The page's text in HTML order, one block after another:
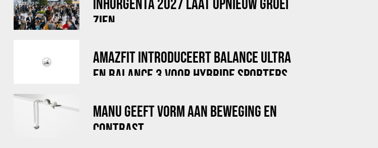
ZIEN
AMAZFIT INTRODUCEERT BALANCE ULTRA
EN BALANCE 3 VOOR HYBRIDE SPORTERS
MANU GEEFT VORM AAN BEWEGING EN
CONTRAST